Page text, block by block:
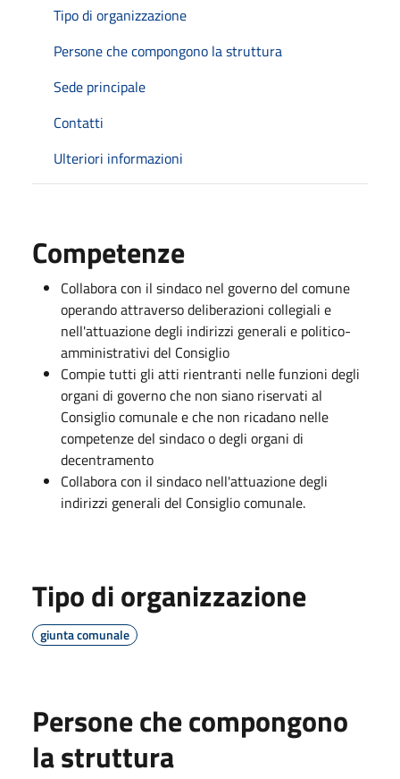
Tipo di organizzazione
Persone che compongono la struttura
Sede principale
Contatti
Ulteriori informazioni
Competenze
Collabora con il sindaco nel governo del comune
operando attraverso deliberazioni collegiali e
nell'attuazione degli indirizzi generali e politico-
amministrativi del Consiglio
Compie tutti gli atti rientranti nelle funzioni degli
organi di governo che non siano riservati al
Consiglio comunale e che non ricadano nelle
competenze del sindaco o degli organi di
decentramento
Collabora con il sindaco nell'attuazione degli
indirizzi generali del Consiglio comunale.
Tipo di organizzazione
giunta comunale
Persone che compongono
la struttura